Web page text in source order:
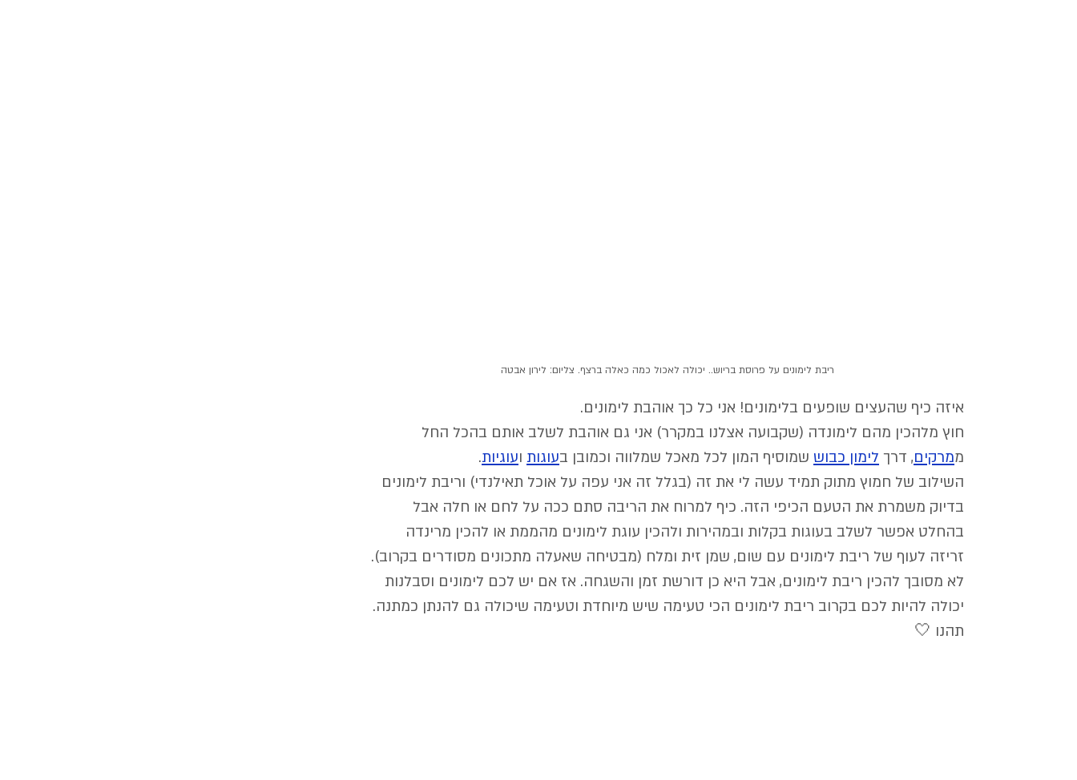
ריבת לימונים על פרוסת בריוש.. יכולה לאכול כמה כאלה ברצף. צליום: לירון אבטה
איזה כיף שהעצים שופעים בלימונים! אני כל כך אוהבת לימונים.
חוץ מלהכין מהם לימונדה (שקבועה אצלנו במקרר) אני גם אוהבת לשלב אותם בהכל החל
ממרקים, דרך לימון כבוש שמוסיף המון לכל מאכל שמלווה וכמובן בעוגות ועוגיות.
השילוב של חמוץ מתוק תמיד עשה לי את זה (בגלל זה אני עפה על אוכל תאילנדי) וריבת לימונים
בדיוק משמרת את הטעם הכיפי הזה. כיף למרוח את הריבה סתם ככה על לחם או חלה אבל
בהחלט אפשר לשלב בעוגות בקלות ובמהירות ולהכין עוגת לימונים מהממת או להכין מרינדה
זריזה לעוף של ריבת לימונים עם שום, שמן זית ומלח (מבטיחה שאעלה מתכונים מסודרים בקרוב).
לא מסובך להכין ריבת לימונים, אבל היא כן דורשת זמן והשגחה. אז אם יש לכם לימונים וסבלנות
יכולה להיות לכם בקרוב ריבת לימונים הכי טעימה שיש מיוחדת וטעימה שיכולה גם להנתן כמתנה.
תהנו 🤍